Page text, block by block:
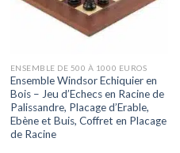
ENSEMBLE DE 500 À 1000 EUROS
Ensemble Windsor Echiquier en
Bois – Jeu d’Echecs en Racine de
Palissandre, Placage d’Erable,
Ebène et Buis, Coffret en Placage
de Racine